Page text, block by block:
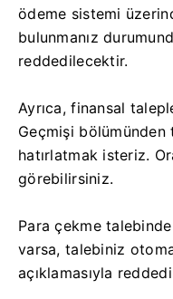
ödeme sistemi
bulunmanız
reddedilecektir.
Ayrıca, finansal
Geçmişi
hatırlatmak isteriz.
görebilirsiniz.
Para çekme
varsa, talebiniz
açıklamasıyla